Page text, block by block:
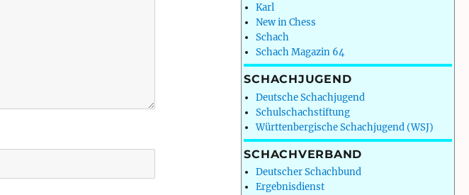
Karl
New in Chess
Schach
Schach Magazin 64
SCHACHJUGEND
Deutsche Schachjugend
Schulschachstiftung
Württenbergische Schachjugend (WSJ)
SCHACHVERBAND
Deutscher Schachbund
Ergebnisdienst